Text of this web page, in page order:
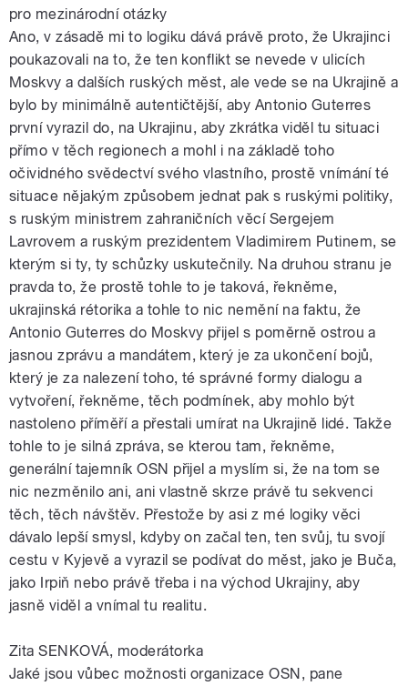
pro mezinárodní otázky
Ano, v zásadě mi to logiku dává právě proto, že Ukrajinci
poukazovali na to, že ten konflikt se nevede v ulicích
Moskvy a dalších ruských měst, ale vede se na Ukrajině a
bylo by minimálně autentičtější, aby Antonio Guterres
první vyrazil do, na Ukrajinu, aby zkrátka viděl tu situaci
přímo v těch regionech a mohl i na základě toho
očividného svědectví svého vlastního, prostě vnímání té
situace nějakým způsobem jednat pak s ruskými politiky,
s ruským ministrem zahraničních věcí Sergejem
Lavrovem a ruským prezidentem Vladimirem Putinem, se
kterým si ty, ty schůzky uskutečnily. Na druhou stranu je
pravda to, že prostě tohle to je taková, řekněme,
ukrajinská rétorika a tohle to nic nemění na faktu, že
Antonio Guterres do Moskvy přijel s poměrně ostrou a
jasnou zprávu a mandátem, který je za ukončení bojů,
který je za nalezení toho, té správné formy dialogu a
vytvoření, řekněme, těch podmínek, aby mohlo být
nastoleno příměří a přestali umírat na Ukrajině lidé. Takže
tohle to je silná zpráva, se kterou tam, řekněme,
generální tajemník OSN přijel a myslím si, že na tom se
nic nezměnilo ani, ani vlastně skrze právě tu sekvenci
těch, těch návštěv. Přestože by asi z mé logiky věci
dávalo lepší smysl, kdyby on začal ten, ten svůj, tu svojí
cestu v Kyjevě a vyrazil se podívat do měst, jako je Buča,
jako Irpiň nebo právě třeba i na východ Ukrajiny, aby
jasně viděl a vnímal tu realitu.
Zita SENKOVÁ, moderátorka
Jaké jsou vůbec možnosti organizace OSN, pane